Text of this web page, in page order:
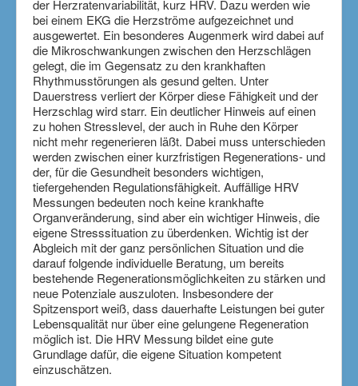
der Herzratenvariabilität, kurz HRV. Dazu werden wie
bei einem EKG die Herzströme aufgezeichnet und
ausgewertet. Ein besonderes Augenmerk wird dabei auf
die Mikroschwankungen zwischen den Herzschlägen
gelegt, die im Gegensatz zu den krankhaften
Rhythmusstörungen als gesund gelten. Unter
Dauerstress verliert der Körper diese Fähigkeit und der
Herzschlag wird starr. Ein deutlicher Hinweis auf einen
zu hohen Stresslevel, der auch in Ruhe den Körper
nicht mehr regenerieren läßt. Dabei muss unterschieden
werden zwischen einer kurzfristigen Regenerations- und
der, für die Gesundheit besonders wichtigen,
tiefergehenden Regulationsfähigkeit. Auffällige HRV
Messungen bedeuten noch keine krankhafte
Organveränderung, sind aber ein wichtiger Hinweis, die
eigene Stresssituation zu überdenken. Wichtig ist der
Abgleich mit der ganz persönlichen Situation und die
darauf folgende individuelle Beratung, um bereits
bestehende Regenerationsmöglichkeiten zu stärken und
neue Potenziale auszuloten. Insbesondere der
Spitzensport weiß, dass dauerhafte Leistungen bei guter
Lebensqualität nur über eine gelungene Regeneration
möglich ist. Die HRV Messung bildet eine gute
Grundlage dafür, die eigene Situation kompetent
einzuschätzen.